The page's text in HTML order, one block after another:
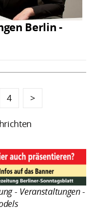
Berlin -
4 >
- Veranstaltungen -